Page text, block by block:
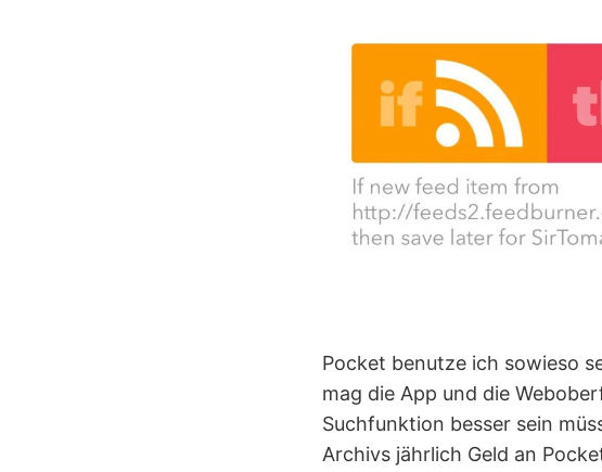
Pocket benutze ich sowieso
mag die App und die
Suchfunktion besser sein
Archivs jährlich Geld an